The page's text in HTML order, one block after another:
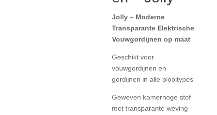
Jolly – Moderne
Transparante Elektrische
Vouwgordijnen op maat
Geschikt voor
vouwgordijnen en
gordijnen in alle plooitypes
Geweven kamerhoge stof
met transparante weving